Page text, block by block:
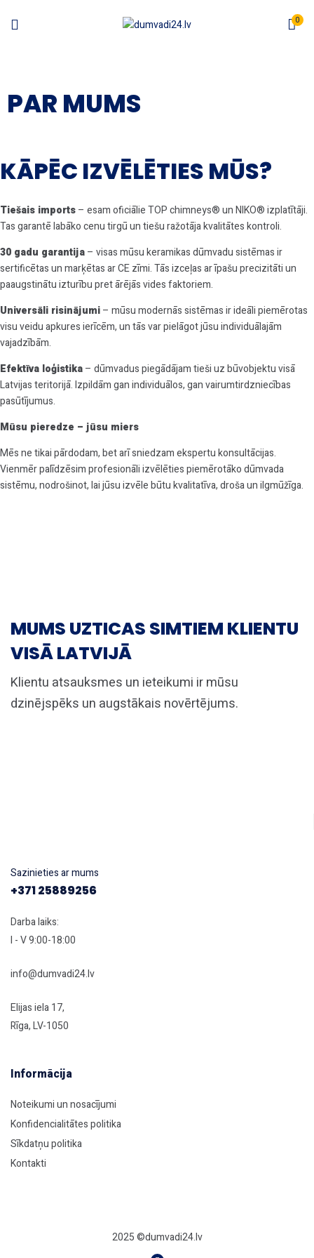
0
PAR MUMS
KĀPĒC IZVĒLĒTIES MŪS?
Tiešais imports– esam oficiālie TOP chimneys® un NIKO® izplatītāji.
Tas garantē labāko cenu tirgū un tiešu ražotāja kvalitātes kontroli.
30 gadu garantija– visas mūsu keramikas dūmvadu sistēmas ir
sertificētas un marķētas ar CE zīmi. Tās izceļas ar īpašu precizitāti un
paaugstinātu izturību pret ārējās vides faktoriem.
Universāli risinājumi– mūsu modernās sistēmas ir ideāli piemērotas
visu veidu apkures ierīcēm, un tās var pielāgot jūsu individuālajām
vajadzībām.
Efektīva loģistika– dūmvadus piegādājam tieši uz būvobjektu visā
Latvijas teritorijā. Izpildām gan individuālos, gan vairumtirdzniecības
pasūtījumus.
Mūsu pieredze – jūsu miers
Mēs ne tikai pārdodam, bet arī sniedzam ekspertu konsultācijas.
Vienmēr palīdzēsim profesionāli izvēlēties piemērotāko dūmvada
sistēmu, nodrošinot, lai jūsu izvēle būtu kvalitatīva, droša un ilgmūžīga.
MUMS UZTICAS SIMTIEM KLIENTU
VISĀ LATVIJĀ
Klientu atsauksmes un ieteikumi ir mūsu
dzinējspēks un augstākais novērtējums.
Sazinieties ar mums
+371 25889256
Darba laiks:
I - V 9:00-18:00
info@dumvadi24.lv
Elijas iela 17,
Rīga, LV-1050
Informācija
Noteikumi un nosacījumi
Konfidencialitātes politika
Sīkdatņu politika
Kontakti
2025 ©dumvadi24.lv